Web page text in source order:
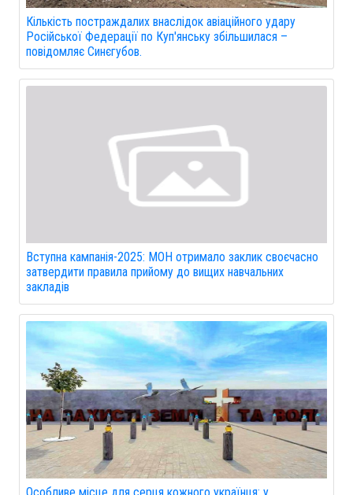
Кількість постраждалих внаслідок авіаційного удару
Російської Федерації по Куп'янську збільшилася –
повідомляє Синєгубов.
Вступна кампанія-2025: МОН отримало заклик своєчасно
затвердити правила прийому до вищих навчальних
закладів